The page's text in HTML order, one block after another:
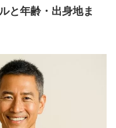
と年齢・出身地ま